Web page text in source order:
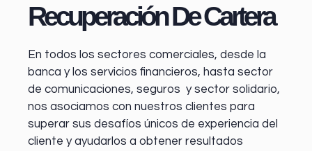
Recuperación De Cartera
En todos los sectores comerciales, desde la
banca y los servicios financieros, hasta sector
de comunicaciones, seguros y sector solidario,
nos asociamos con nuestros clientes para
superar sus desafíos únicos de experiencia del
cliente y ayudarlos a obtener resultados